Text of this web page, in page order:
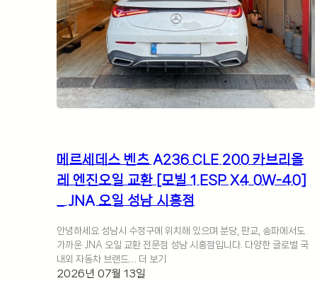
메르세데스 벤츠 A236 CLE 200 카브리올
레 엔진오일 교환 [모빌 1 ESP X4 0W-40]
_ JNA 오일 성남 시흥점
안녕하세요 성남시 수정구에 위치해 있으며 분당, 판교, 송파에서도
가까운 JNA 오일 교환 전문점 성남 시흥점입니다. 다양한 글로벌 국
내외 자동차 브랜드… 더 보기
2026년 07월 13일